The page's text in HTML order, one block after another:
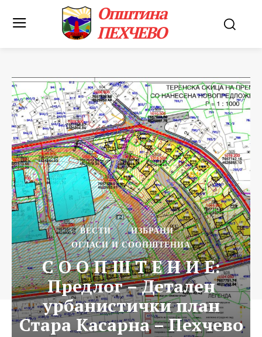
Општина
ПЕХЧЕВО
ВЕСТИ
ИЗБРАНИ
ОГЛАСИ И СООПШТЕНИА
С О О П Ш Т Е Н И Е:
Предлог – Детален
урбанистички план
Стара Касарна – Пехчево